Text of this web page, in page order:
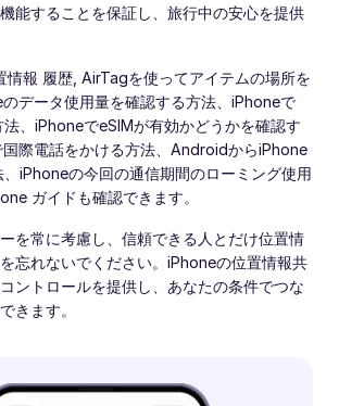
能することを保証し、旅行中の安心を提供
情報 履歴, AirTagを使ってアイテムの場所を
データ使用量を確認する方法、iPhoneで
、iPhoneでeSIMが有効かどうかを確認す
際電話をかける方法、AndroidからiPhone
iPhoneの今回の通信期間のローミング使用
ガイドも確認できます。
を常に考慮し、信頼できる人とだけ位置情
忘れないでください。iPhoneの位置情報共
ントロールを提供し、あなたの条件でつな
きます。